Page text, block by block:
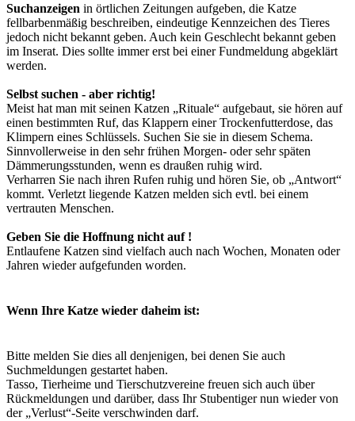
Suchanzeigen in örtlichen Zeitungen aufgeben, die Katze
fellbarbenmäßig beschreiben, eindeutige Kennzeichen des Tieres
jedoch nicht bekannt geben. Auch kein Geschlecht bekannt geben
im Inserat. Dies sollte immer erst bei einer Fundmeldung abgeklärt
werden.
Selbst suchen - aber richtig!
Meist hat man mit seinen Katzen „Rituale“ aufgebaut, sie hören auf
einen bestimmten Ruf, das Klappern einer Trockenfutterdose, das
Klimpern eines Schlüssels. Suchen Sie sie in diesem Schema.
Sinnvollerweise in den sehr frühen Morgen- oder sehr späten
Dämmerungsstunden, wenn es draußen ruhig wird.
Verharren Sie nach ihren Rufen ruhig und hören Sie, ob „Antwort“
kommt. Verletzt liegende Katzen melden sich evtl. bei einem
vertrauten Menschen.
Geben Sie die Hoffnung nicht auf !
Entlaufene Katzen sind vielfach auch nach Wochen, Monaten oder
Jahren wieder aufgefunden worden.
Wenn Ihre Katze wieder daheim ist:
Bitte melden Sie dies all denjenigen, bei denen Sie auch
Suchmeldungen gestartet haben.
Tasso, Tierheime und Tierschutzvereine freuen sich auch über
Rückmeldungen und darüber, dass Ihr Stubentiger nun wieder von
der „Verlust“-Seite verschwinden darf.